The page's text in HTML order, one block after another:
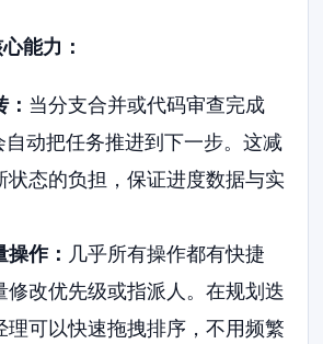
能力：
当分支合并或代码审查完成
动把任务推进到下一步。这减
状态的负担，保证进度数据与实
作： 几乎所有操作都有快捷
修改优先级或指派人。在规划迭
理可以快速拖拽排序，不用频繁